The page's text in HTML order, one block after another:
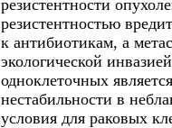
резистентности
резистентностью
к антибиотикам, а
экологической
одноклеточных
нестабильности в
условия для раковых